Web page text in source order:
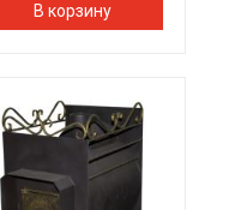
В корзину